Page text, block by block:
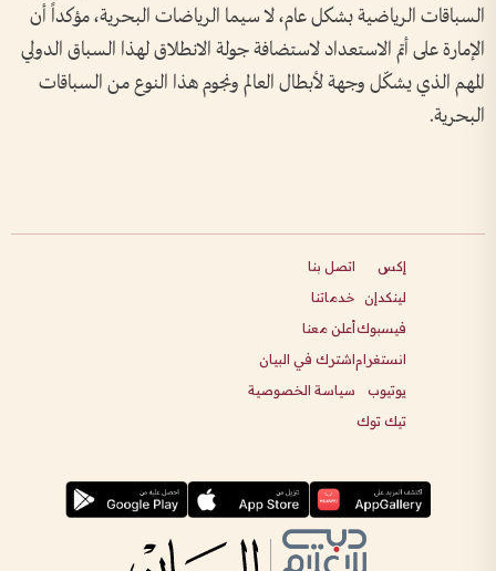
السباقات الرياضية بشكل عام، لا سيما الرياضات البحرية، مؤكداً أن
الإمارة على أتم الاستعداد لاستضافة جولة الانطلاق لهذا السباق الدولي
المهم الذي يشكّل وجهة لأبطال العالم ونجوم هذا النوع من السباقات
البحرية.
إكس
لينكدإن
فيسبوك
انستغرام
يوتيوب
تيك توك
اتصل بنا
خدماتنا
أعلن معنا
اشترك في البيان
سياسة الخصوصية